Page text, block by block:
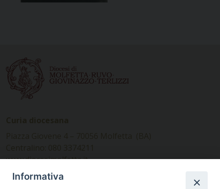
www.diocesimolfetta.it –
diocesimolfetta@pec.chiesacattolica.it
Informativa